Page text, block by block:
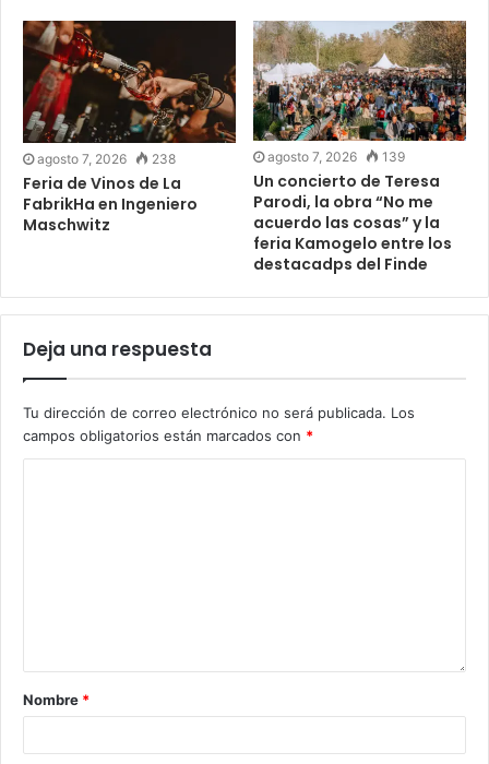
agosto 7, 2026 238
Feria de Vinos de La
FabrikHa en Ingeniero
Maschwitz
agosto 7, 2026 139
Un concierto de Teresa
Parodi, la obra “No me
acuerdo las cosas” y la
feria Kamogelo entre los
destacadps del Finde
Deja una respuesta
Tu dirección de correo electrónico no será publicada. Los
campos obligatorios están marcados con *
Nombre *